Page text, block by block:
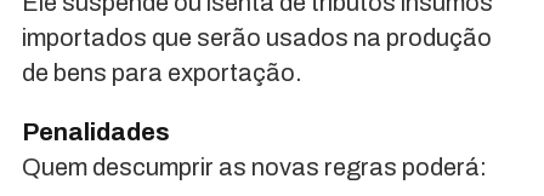
importados que serão usados na produção
de bens para exportação.
Penalidades
Quem descumprir as novas regras poderá: